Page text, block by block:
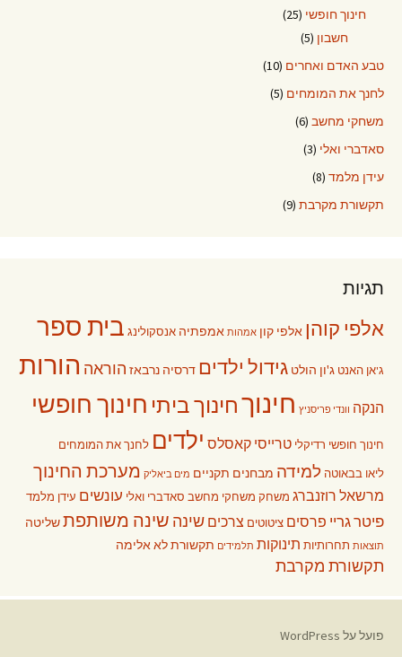
חינוך חופשי (25)
חשבון (5)
טבע האדם ואחרים (10)
לחנך את המומחים (5)
משחקי מחשב (6)
סאדברי ואלי (3)
עידן מלמד (8)
תקשורת מקרבת (9)
תגיות
אלפי קוהן אלפי קון אמהות אמפתיה אנסקולינג בית ספר
ג'אן האנט ג'ון הולט גידול ילדים דרסיה נרבאז הוראה הורות
הנקה וונדי פריסניץ חינוךחינוך ביתי חינוך חופשי
חינוך חופשי רדיקלי טרייסי קאסלס ילדים לחנך את המומחים
ליאו בבאוטה למידה מבחנים תקניים מים ביאליק מערכת החינוך
מרשאל רוזנברג משחק משחקי מחשב סאדברי ואלי עונשים עידן מלמד
פיטר גריי פרסים ציטוטים צרכים שינה שינה משותפתשליטה
תוצאות תחרותיות תינוקות תלמידים תקשורת לא אלימה
תקשורת מקרבת
פועל על WordPress